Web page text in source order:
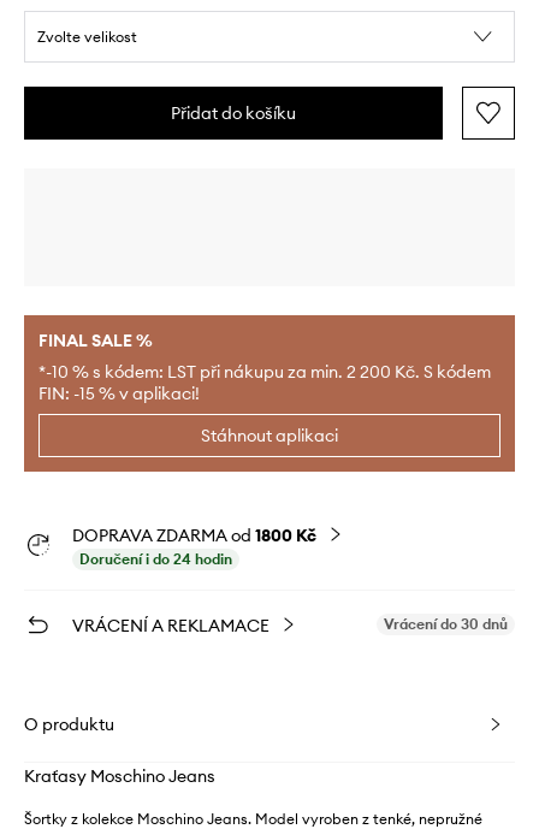
Zvolte velikost
Přidat do košíku
FINAL SALE %
*-10 % s kódem: LST při nákupu za min. 2 200 Kč. S kódem
FIN: -15 % v aplikaci!
Stáhnout aplikaci
DOPRAVA ZDARMA od 1800 Kč
Doručení i do 24 hodin
VRÁCENÍ A REKLAMACE Vrácení do 30 dnů
O produktu
Kraťasy Moschino Jeans
Šortky z kolekce Moschino Jeans. Model vyroben z tenké, nepružné